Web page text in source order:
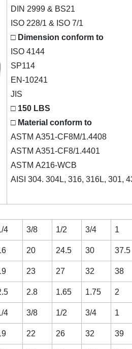
DIN 2999 & BS21
ISO 228/1 & ISO 7/1
□ Dimension conform to
ISO 4144
SP114
EN-10241
JIS
□ 150 LBS
□ Material conform to
ASTM A351-CF8M/1.4408
ASTM A351-CF8/1.4401
ASTM A216-WCB
AISI 304. 304L, 316, 316L, 301,
4 3/8 1/2 3/4 1
20 24.5 30 37.5
23 27 32 38
2.8 1.65 1.75 2
4 3/8 1/2 3/4 1
22 26 32 39